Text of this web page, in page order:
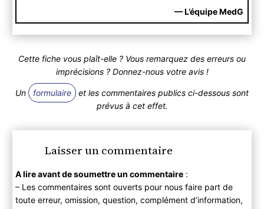
— L’équipe MedG
Cette fiche vous plaît-elle ? Vous remarquez des erreurs ou
imprécisions ? Donnez-nous votre avis !
Un formulaire
et les commentaires publics ci-dessous sont
prévus à cet effet.
Laisser un commentaire
A lire avant de soumettre un commentaire:
– Les commentaires sont ouverts pour nous faire part de
toute erreur, omission, question, complément d’information,